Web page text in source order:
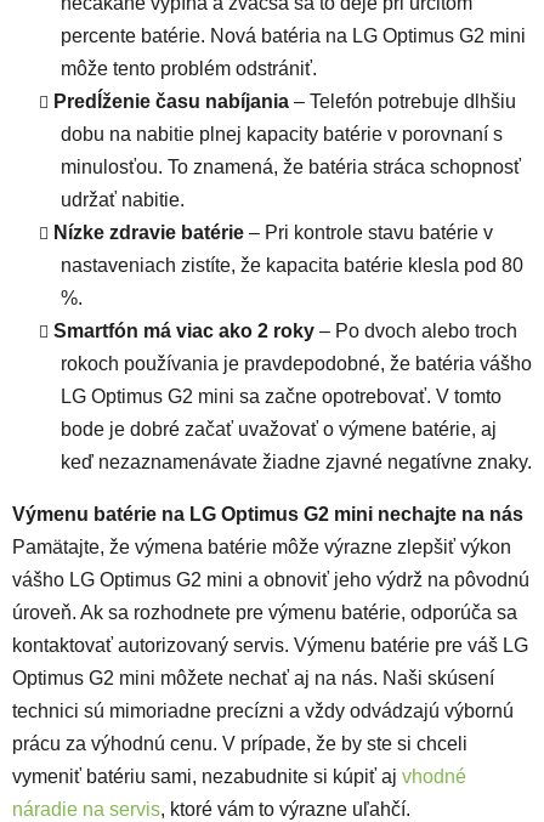
percente batérie. Nová batéria na LG Optimus G2 mini
môže tento problém odstrániť.
Predĺženie času nabíjania – Telefón potrebuje dlhšiu
dobu na nabitie plnej kapacity batérie v porovnaní s
minulosťou. To znamená, že batéria stráca schopnosť
udržať nabitie.
Nízke zdravie batérie – Pri kontrole stavu batérie v
nastaveniach zistíte, že kapacita batérie klesla pod 80
%.
Smartfón má viac ako 2 roky – Po dvoch alebo troch
rokoch používania je pravdepodobné, že batéria vášho
LG Optimus G2 mini sa začne opotrebovať. V tomto
bode je dobré začať uvažovať o výmene batérie, aj
keď nezaznamenávate žiadne zjavné negatívne znaky.
Výmenu batérie na LG Optimus G2 mini nechajte na nás
Pamätajte, že výmena batérie môže výrazne zlepšiť výkon
vášho LG Optimus G2 mini a obnoviť jeho výdrž na pôvodnú
úroveň. Ak sa rozhodnete pre výmenu batérie, odporúča sa
kontaktovať autorizovaný servis. Výmenu batérie pre váš LG
Optimus G2 mini môžete nechať aj na nás. Naši skúsení
technici sú mimoriadne precízni a vždy odvádzajú výbornú
prácu za výhodnú cenu. V prípade, že by ste si chceli
vymeniť batériu sami, nezabudnite si kúpiť aj vhodné
náradie na servis, ktoré vám to výrazne uľahčí.